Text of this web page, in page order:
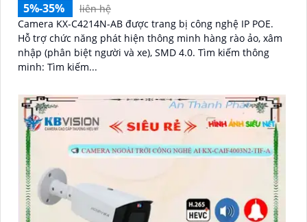
5%-35%
liên hệ
Camera KX-C4214N-AB được trang bị công nghệ IP POE.
Hỗ trợ chức năng phát hiện thông minh hàng rào ảo, xâm
nhập (phân biệt người và xe), SMD 4.0. Tìm kiếm thông
minh: Tìm kiếm...